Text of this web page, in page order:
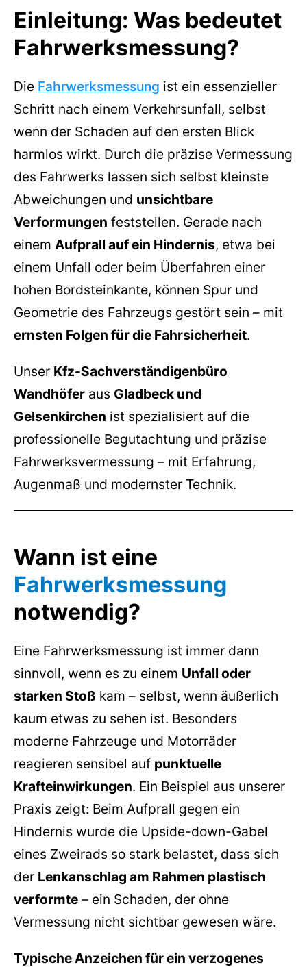
Einleitung: Was bedeutet
Fahrwerksmessung?
Die Fahrwerksmessung ist ein essenzieller
Schritt nach einem Verkehrsunfall, selbst
wenn der Schaden auf den ersten Blick
harmlos wirkt. Durch die präzise Vermessung
des Fahrwerks lassen sich selbst kleinste
Abweichungen und unsichtbare
Verformungen feststellen. Gerade nach
einem Aufprall auf ein Hindernis, etwa bei
einem Unfall oder beim Überfahren einer
hohen Bordsteinkante, können Spur und
Geometrie des Fahrzeugs gestört sein – mit
ernsten Folgen für die Fahrsicherheit.
Unser Kfz-Sachverständigenbüro
Wandhöfer aus Gladbeck und
Gelsenkirchen ist spezialisiert auf die
professionelle Begutachtung und präzise
Fahrwerksvermessung – mit Erfahrung,
Augenmaß und modernster Technik.
Wann ist eine
Fahrwerksmessung
notwendig?
Eine Fahrwerksmessung ist immer dann
sinnvoll, wenn es zu einem Unfall oder
starken Stoß kam – selbst, wenn äußerlich
kaum etwas zu sehen ist. Besonders
moderne Fahrzeuge und Motorräder
reagieren sensibel auf punktuelle
Krafteinwirkungen. Ein Beispiel aus unserer
Praxis zeigt: Beim Aufprall gegen ein
Hindernis wurde die Upside-down-Gabel
eines Zweirads so stark belastet, dass sich
der Lenkanschlag am Rahmen plastisch
verformte – ein Schaden, der ohne
Vermessung nicht sichtbar gewesen wäre.
Typische Anzeichen für ein verzogenes